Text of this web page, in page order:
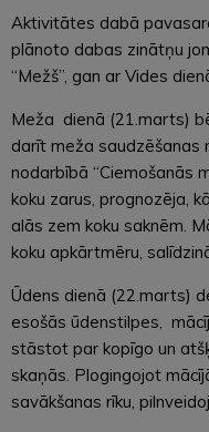
Aktivitātes dabā
plānoto dabas zinātņu
“Mežš”, gan ar Vides
Meža dienā (21.marts)
darīt meža saudzēšanas
nodarbībā “Ciemošanās
koku zarus, prognozēja,
alās zem koku saknēm.
koku apkārtmēru,
Ūdens dienā (22.marts)
esošās ūdenstilpes,
stāstot par kopīgo un
skaņās. Plogingojot
savākšanas rīku,